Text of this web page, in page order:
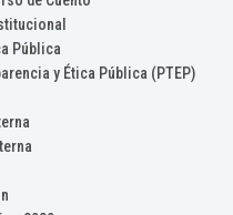
Pública
y Ética Pública (PTEP)